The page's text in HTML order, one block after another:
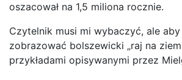
oszacował na 1,5 miliona rocznie.
Czytelnik musi mi wybaczyć, ale aby
zobrazować bolszewicki „raj na
przykładami opisywanymi przez